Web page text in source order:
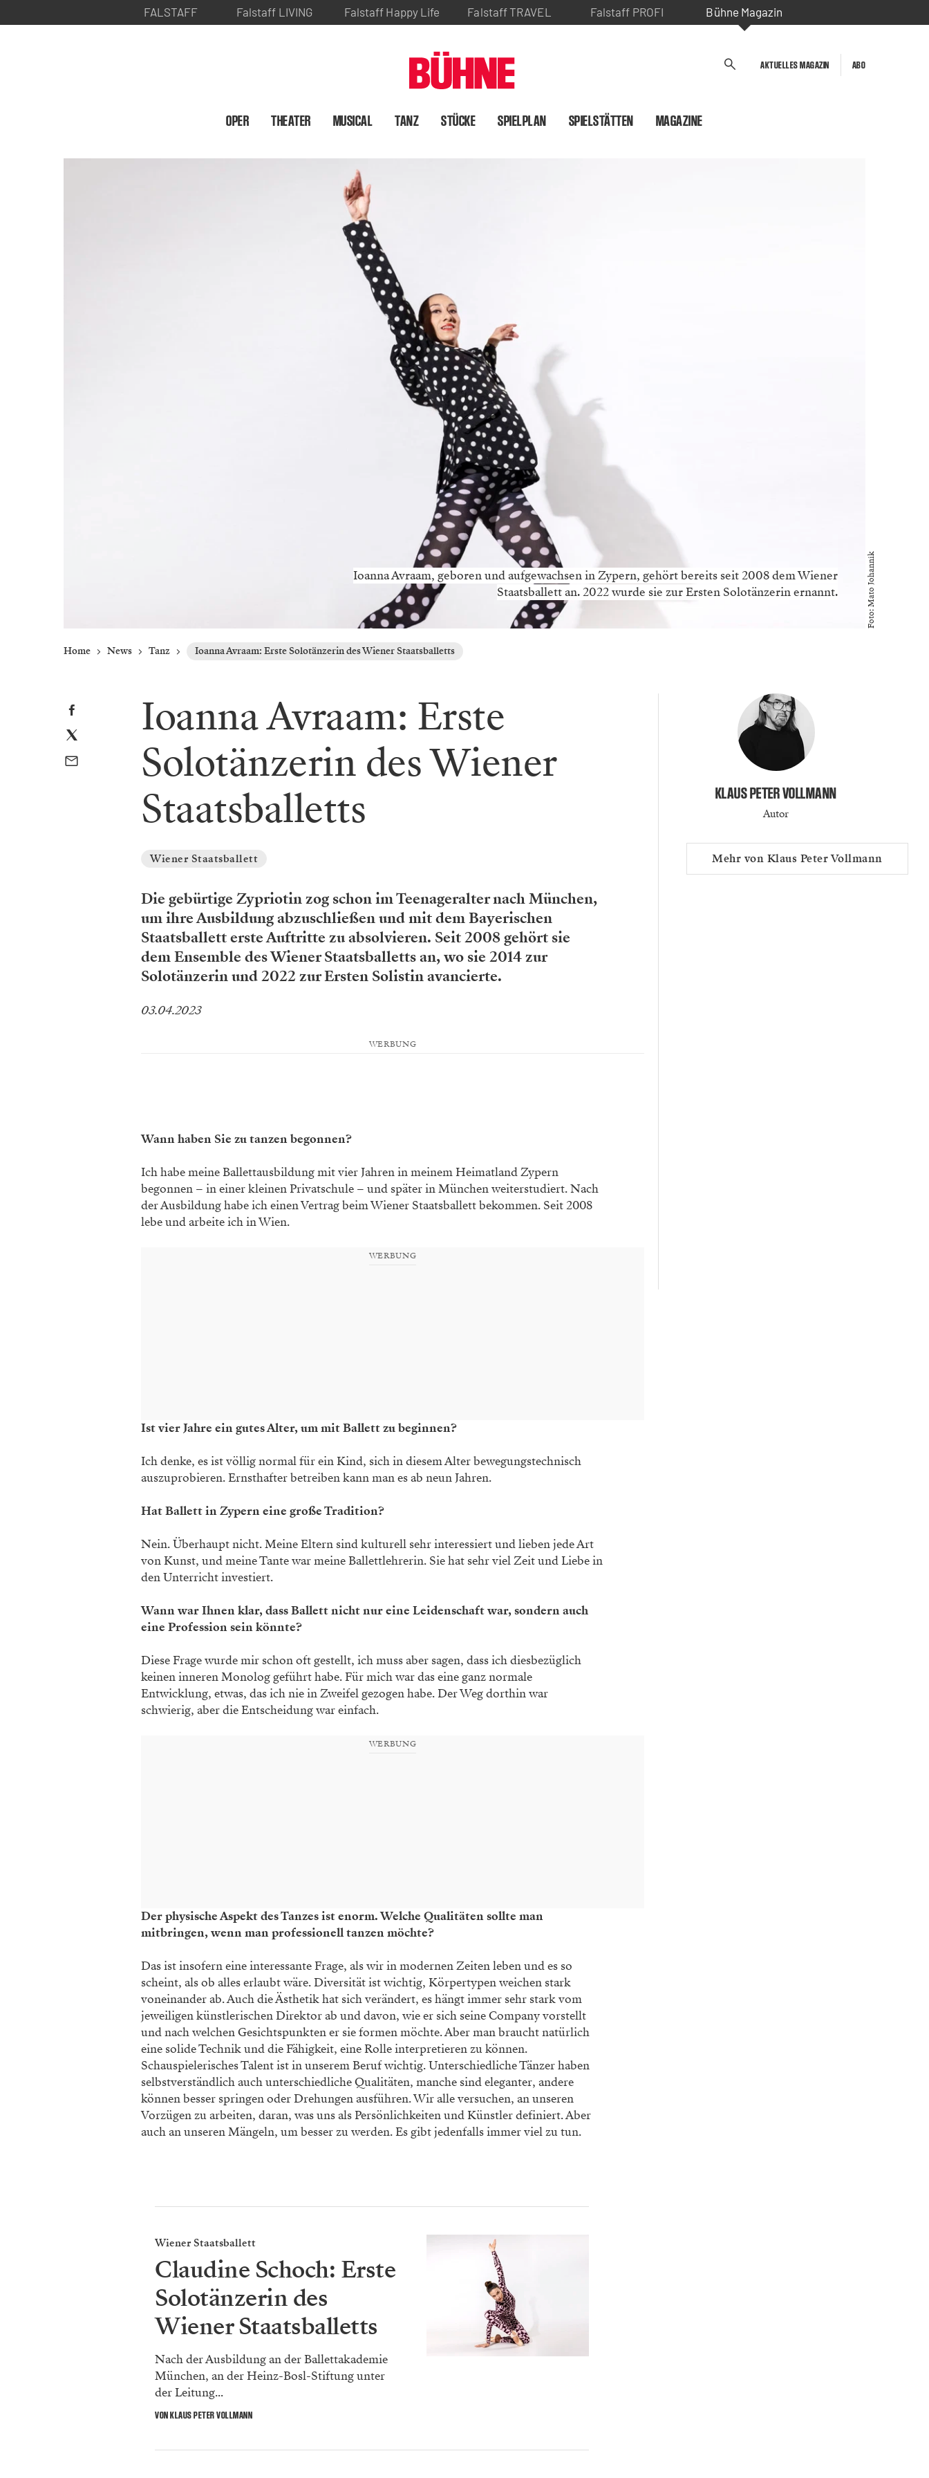
FALSTAFF Falstaff LIVING Falstaff Happy Life Falstaff TRAVEL Falstaff PROFI Bühne Magazin
AKTUELLES MAGAZIN ABO
OPER THEATER MUSICAL TANZ STÜCKE SPIELPLAN SPIELSTÄTTEN MAGAZINE
Ioanna Avraam, geboren und aufgewachsen in Zypern, gehört bereits seit 2008 dem Wiener
Staatsballett an. 2022 wurde sie zur Ersten Solotänzerin ernannt.
Foto: Mato Johannik
Home News Tanz Ioanna Avraam: Erste Solotänzerin des Wiener Staatsballetts
Ioanna Avraam: Erste
Solotänzerin des Wiener
Staatsballetts
Wiener Staatsballett
Die gebürtige Zypriotin zog schon im Teenageralter nach München,
um ihre Ausbildung abzuschließen und mit dem Bayerischen
Staatsballett erste Auftritte zu absolvieren. Seit 2008 gehört sie
dem Ensemble des Wiener Staatsballetts an, wo sie 2014 zur
Solotänzerin und 2022 zur Ersten Solistin avancierte.
03.04.2023
WERBUNG
Wann haben Sie zu tanzen begonnen?
Ich habe meine Ballettausbildung mit vier Jahren in meinem Heimatland Zypern
begonnen – in einer kleinen Privatschule – und später in München weiterstudiert. Nach
der Ausbildung habe ich einen Vertrag beim Wiener Staatsballett bekommen. Seit 2008
lebe und arbeite ich in Wien.
WERBUNG
Ist vier Jahre ein gutes Alter, um mit Ballett zu beginnen?
Ich denke, es ist völlig normal für ein Kind, sich in diesem Alter bewegungstechnisch
auszuprobieren. Ernsthafter betreiben kann man es ab neun Jahren.
Hat Ballett in Zypern eine große Tradition?
Nein. Überhaupt nicht. Meine Eltern sind kulturell sehr interessiert und lieben jede Art
von Kunst, und meine Tante war meine Ballettlehrerin. Sie hat sehr viel Zeit und Liebe in
den Unterricht investiert.
Wann war Ihnen klar, dass Ballett nicht nur eine Leidenschaft war, sondern auch
eine Profession sein könnte?
Diese Frage wurde mir schon oft gestellt, ich muss aber sagen, dass ich diesbezüglich
keinen inneren Monolog geführt habe. Für mich war das eine ganz normale
Entwicklung, etwas, das ich nie in Zweifel gezogen habe. Der Weg dorthin war
schwierig, aber die Entscheidung war einfach.
WERBUNG
Der physische Aspekt des Tanzes ist enorm. Welche Qualitäten sollte man
mitbringen, wenn man professionell tanzen möchte?
Das ist insofern eine interessante Frage, als wir in modernen Zeiten leben und es so
scheint, als ob alles erlaubt wäre. Diversität ist wichtig, Körpertypen weichen stark
voneinander ab. Auch die Ästhetik hat sich verändert, es hängt immer sehr stark vom
jeweiligen künstlerischen Direktor ab und davon, wie er sich seine Company vorstellt
und nach welchen Gesichtspunkten er sie formen möchte. Aber man braucht natürlich
eine solide Technik und die Fähigkeit, eine Rolle interpretieren zu können.
Schauspielerisches Talent ist in unserem Beruf wichtig. Unterschiedliche Tänzer haben
selbstverständlich auch unterschiedliche Qualitäten, manche sind eleganter, andere
können besser springen oder Drehungen ausführen. Wir alle versuchen, an unseren
Vorzügen zu arbeiten, daran, was uns als Persönlichkeiten und Künstler definiert. Aber
auch an unseren Mängeln, um besser zu werden. Es gibt jedenfalls immer viel zu tun.
Wiener Staatsballett
Claudine Schoch: Erste
Solotänzerin des
Wiener Staatsballetts
Nach der Ausbildung an der Ballettakademie
München, an der Heinz-Bosl-Stiftung unter
der Leitung...
VON KLAUS PETER VOLLMANN
KLAUS PETER VOLLMANN
Autor
Mehr von Klaus Peter Vollmann